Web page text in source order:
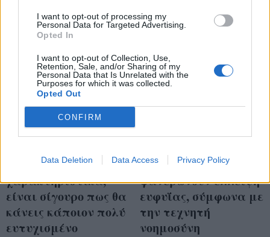
I want to opt-out of processing my
Personal Data for Targeted Advertising.
Opted In
I want to opt-out of Collection, Use,
Retention, Sale, and/or Sharing of my
Personal Data that Is Unrelated with the
Purposes for which it was collected.
Opted Out
CONFIRM
Data Deletion Data Access Privacy Policy
Αν έχεις αυτά τα
χαρακτηριστικά,
είναι σίγουρο πως θα
κάνεις κάποιον πολύ
ευτυχισμένο
5 λέξεις που
φανερώνουν έλλειψη
ευφυΐας, σύμφωνα με
την τεχνητή
νοημοσύνη